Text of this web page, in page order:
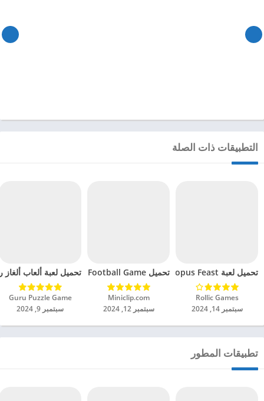
التطبيقات ذات الصلة
تحميل لعبة Octopus Feast مهكرة للاندرويد 2024
Rollic Games‏
سبتمبر 14, 2024
تحميل Soccer Hero PvP Football Game مهكرة للاندرويد 2024
Miniclip.com‏
سبتمبر 12, 2024
تحميل لعبة ألعاب ألغاز
Guru Puzzle Game‏
سبتمبر 9, 2024
تطبيقات المطور